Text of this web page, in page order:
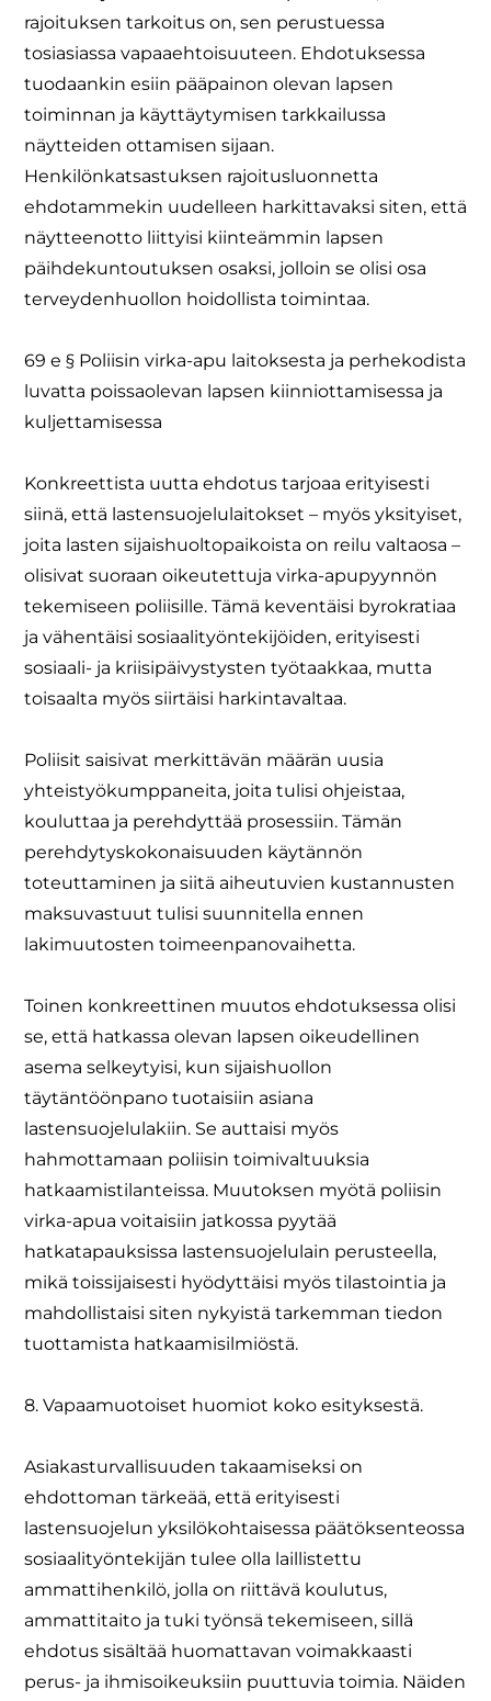
rajoituksen tarkoitus on, sen perustuessa
tosiasiassa vapaaehtoisuuteen. Ehdotuksessa
tuodaankin esiin pääpainon olevan lapsen
toiminnan ja käyttäytymisen tarkkailussa
näytteiden ottamisen sijaan.
Henkilönkatsastuksen rajoitusluonnetta
ehdotammekin uudelleen harkittavaksi siten, että
näytteenotto liittyisi kiinteämmin lapsen
päihdekuntoutuksen osaksi, jolloin se olisi osa
terveydenhuollon hoidollista toimintaa.
69 e § Poliisin virka-apu laitoksesta ja perhekodista
luvatta poissaolevan lapsen kiinniottamisessa ja
kuljettamisessa
Konkreettista uutta ehdotus tarjoaa erityisesti
siinä, että lastensuojelulaitokset – myös yksityiset,
joita lasten sijaishuoltopaikoista on reilu valtaosa –
olisivat suoraan oikeutettuja virka-apupyynnön
tekemiseen poliisille. Tämä keventäisi byrokratiaa
ja vähentäisi sosiaalityöntekijöiden, erityisesti
sosiaali- ja kriisipäivystysten työtaakkaa, mutta
toisaalta myös siirtäisi harkintavaltaa.
Poliisit saisivat merkittävän määrän uusia
yhteistyökumppaneita, joita tulisi ohjeistaa,
kouluttaa ja perehdyttää prosessiin. Tämän
perehdytyskokonaisuuden käytännön
toteuttaminen ja siitä aiheutuvien kustannusten
maksuvastuut tulisi suunnitella ennen
lakimuutosten toimeenpanovaihetta.
Toinen konkreettinen muutos ehdotuksessa olisi
se, että hatkassa olevan lapsen oikeudellinen
asema selkeytyisi, kun sijaishuollon
täytäntöönpano tuotaisiin asiana
lastensuojelulakiin. Se auttaisi myös
hahmottamaan poliisin toimivaltuuksia
hatkaamistilanteissa. Muutoksen myötä poliisin
virka-apua voitaisiin jatkossa pyytää
hatkatapauksissa lastensuojelulain perusteella,
mikä toissijaisesti hyödyttäisi myös tilastointia ja
mahdollistaisi siten nykyistä tarkemman tiedon
tuottamista hatkaamisilmiöstä.
8. Vapaamuotoiset huomiot koko esityksestä.
Asiakasturvallisuuden takaamiseksi on
ehdottoman tärkeää, että erityisesti
lastensuojelun yksilökohtaisessa päätöksenteossa
sosiaalityöntekijän tulee olla laillistettu
ammattihenkilö, jolla on riittävä koulutus,
ammattitaito ja tuki työnsä tekemiseen, sillä
ehdotus sisältää huomattavan voimakkaasti
perus- ja ihmisoikeuksiin puuttuvia toimia. Näiden